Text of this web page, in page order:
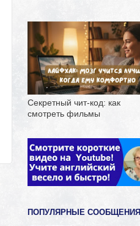
Секретный чит-код: как
смотреть фильмы
ПОПУЛЯРНЫЕ СООБЩЕНИЯ